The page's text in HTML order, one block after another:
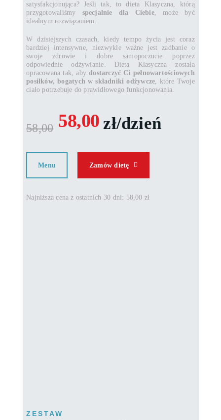
satysfakcjonująca? Jeśli tak, to dieta Klasyczna, którą
przygotowaliśmy specjalnie dla Ciebie, może być
idealnym rozwiązaniem.
W dzisiejszych czasach, kiedy tempo życia jest coraz
bardziej intensywne, niezwykle ważne jest zadbanie o
swoje zdrowie i dobre samopoczucie poprzez
odpowiednie odżywianie. Dieta Klasyczna została
opracowana tak, abydostarczyć Ci pełnowartościowych
posiłków, bogatych w składniki odżywcze , które Twoje
ciało potrzebuje do prawidłowego funkcjonowania.
58,00 58,00 zł/dzień
Menu Zamów dietę
Najniższa cena z ostatnich 30 dni: 58,00 zł
ZESTAW